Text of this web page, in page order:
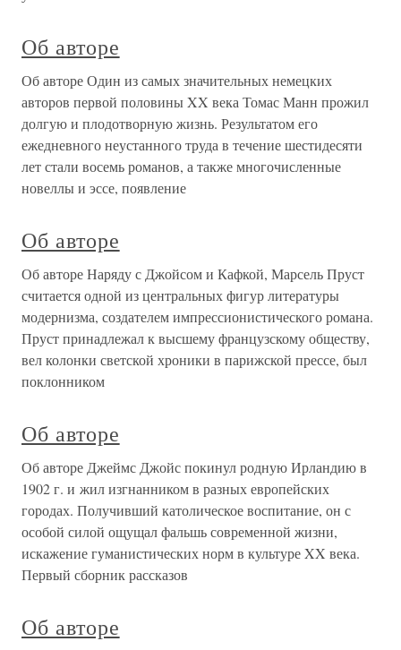
Об авторе
Об авторе Один из самых значительных немецких
авторов первой половины XX века Томас Манн прожил
долгую и плодотворную жизнь. Результатом его
ежедневного неустанного труда в течение шестидесяти
лет стали восемь романов, а также многочисленные
новеллы и эссе, появление
Об авторе
Об авторе Наряду с Джойсом и Кафкой, Марсель Пруст
считается одной из центральных фигур литературы
модернизма, создателем импрессионистического романа.
Пруст принадлежал к высшему французскому обществу,
вел колонки светской хроники в парижской прессе, был
поклонником
Об авторе
Об авторе Джеймс Джойс покинул родную Ирландию в
1902 г. и жил изгнанником в разных европейских
городах. Получивший католическое воспитание, он с
особой силой ощущал фальшь современной жизни,
искажение гуманистических норм в культуре XX века.
Первый сборник рассказов
Об авторе